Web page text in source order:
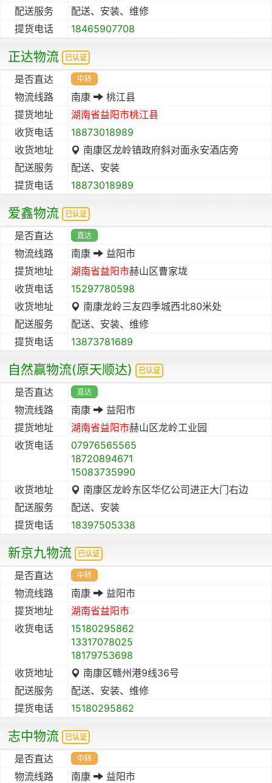
配送服务
配送、安装、维修
提货电话
18465907708
正达物流 已认证
是否直达 中转
物流线路 南康
桃江县
提货地址
湖南省益阳市桃江县
收货电话
18873018989
收货地址
南康区龙岭镇政府斜对面永安酒店旁
配送服务
配送、安装
提货电话
18873018989
爱鑫物流 已认证
是否直达 直达
物流线路 南康
益阳市
提货地址
湖南省益阳市赫山区曹家垅
收货电话
15297780598
收货地址
南康龙岭三友四季城西北80米处
配送服务
配送、安装、维修
提货电话
13873781689
自然赢物流(原天顺达) 已认证
是否直达 直达
物流线路 南康
益阳市
提货地址
湖南省益阳市赫山区龙岭工业园
收货电话
07976565565
18720894671
15083735990
收货地址
南康区龙岭东区华亿公司进正大门右边
配送服务
配送、安装
提货电话
18397505338
新京九物流 已认证
是否直达 中转
物流线路 南康
益阳市
提货地址
湖南省益阳市
收货电话
15180295862
13317078025
18179753698
收货地址
南康区赣州港9线36号
配送服务
配送、安装、维修
提货电话
15180295862
志中物流 已认证
是否直达 中转
物流线路 南康
益阳市